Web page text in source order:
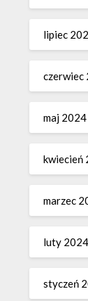
lipiec
czerwiec
maj 2024
kwiecień
marzec
luty 2024
styczeń